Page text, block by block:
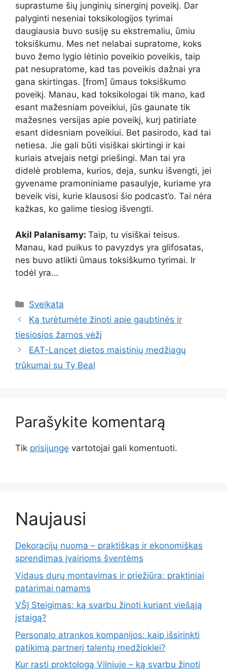
suprastume šių junginių sinerginį poveikį. Dar
palyginti neseniai toksikologijos tyrimai
daugiausia buvo susiję su ekstremaliu, ūmiu
toksiškumu. Mes net nelabai supratome, koks
buvo žemo lygio lėtinio poveikio poveikis, taip
pat nesupratome, kad tas poveikis dažnai yra
gana skirtingas. [from] ūmaus toksiškumo
poveikį. Manau, kad toksikologai tik mano, kad
esant mažesniam poveikiui, jūs gaunate tik
mažesnes versijas apie poveikį, kurį patiriate
esant didesniam poveikiui. Bet pasirodo, kad tai
netiesa. Jie gali būti visiškai skirtingi ir kai
kuriais atvejais netgi priešingi. Man tai yra
didelė problema, kurios, deja, sunku išvengti, jei
gyvename pramoniniame pasaulyje, kuriame yra
beveik visi, kurie klausosi šio podcast’o. Tai nėra
kažkas, ko galime tiesiog išvengti.
Akil Palanisamy: Taip, tu visiškai teisus.
Manau, kad puikus to pavyzdys yra glifosatas,
nes buvo atlikti ūmaus toksiškumo tyrimai. Ir
todėl yra…
Kategorijos
Sveikata
Ką turėtumėte žinoti apie gaubtinės ir
tiesiosios žarnos vėžį
EAT-Lancet dietos maistinių medžiagų
trūkumai su Ty Beal
Parašykite komentarą
Tik prisijungę vartotojai gali komentuoti.
Naujausi
Dekoracijų nuoma – praktiškas ir ekonomiškas
sprendimas įvairioms šventėms
Vidaus durų montavimas ir priežiūra: praktiniai
patarimai namams
VŠĮ Steigimas: ką svarbu žinoti kuriant viešąją
įstaigą?
Personalo atrankos kompanijos: kaip išsirinkti
patikimą partnerį talentų medžioklei?
Kur rasti proktologą Vilniuje – ką svarbu žinoti